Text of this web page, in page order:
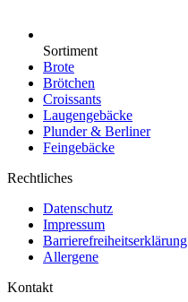
Sortiment
Brote
Brötchen
Croissants
Laugengebäcke
Plunder & Berliner
Feingebäcke
Rechtliches
Datenschutz
Impressum
Barrierefreiheitserklärung
Allergene
Kontakt